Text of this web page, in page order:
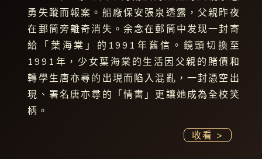
勇失蹤而報案。船廠保安張泉透露，父親昨夜
在郵筒旁離奇消失。余念在郵筒中发现一封寄
給「葉海棠」的1991年舊信。鏡頭切換至
1991年，少女葉海棠的生活因父親的賭債和
轉學生唐亦尋的出現而陷入混亂，一封憑空出
現、署名唐亦尋的「情書」更讓她成為全校笑
柄。
收看 >